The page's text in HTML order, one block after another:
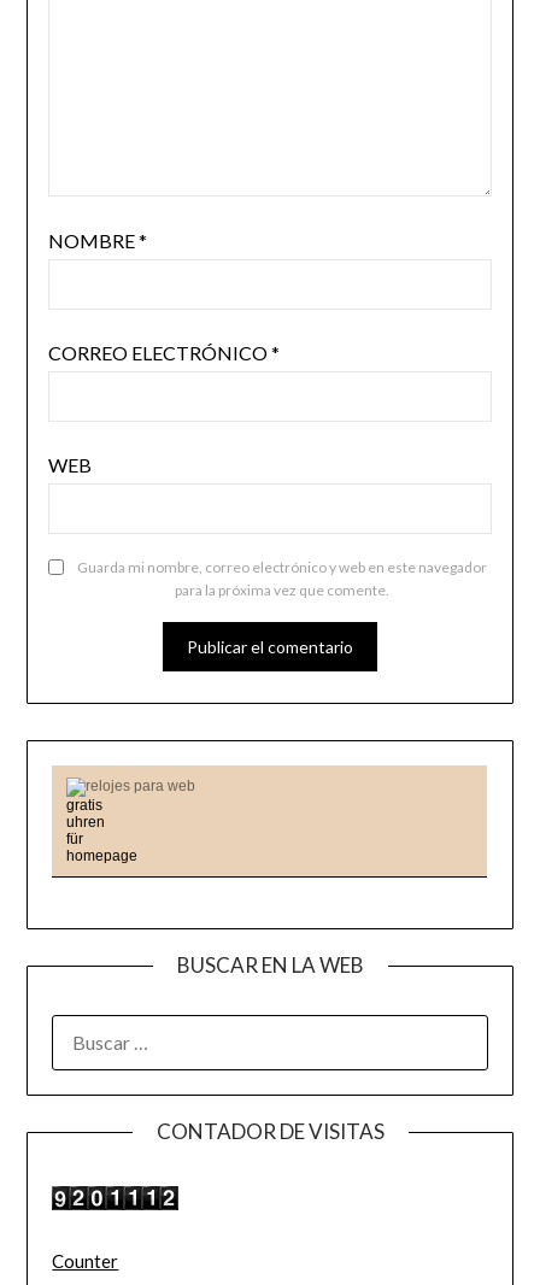
NOMBRE*
CORREO ELECTRÓNICO*
WEB
Guarda mi nombre, correo electrónico y web en este navegador
para la próxima vez que comente.
relojes para web
BUSCAR EN LA WEB
CONTADOR DE VISITAS
Counter